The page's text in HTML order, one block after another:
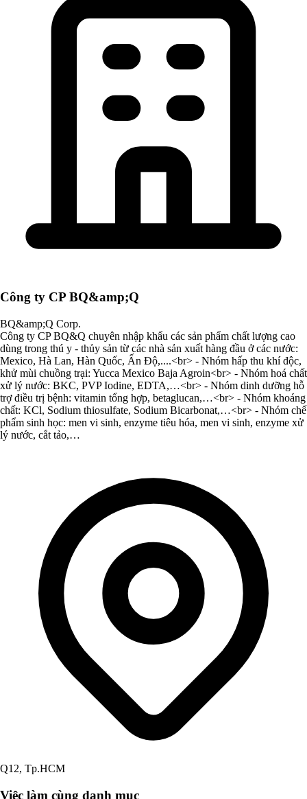
Công ty CP BQ&amp;Q
BQ&amp;Q Corp.
Công ty CP BQ&Q chuyên nhập khẩu các sản phẩm chất lượng cao
dùng trong thú y - thủy sản từ các nhà sản xuất hàng đầu ở các nước:
Mexico, Hà Lan, Hàn Quốc, Ấn Độ,....<br> - Nhóm hấp thu khí độc,
khử mùi chuồng trại: Yucca Mexico Baja Agroin<br> - Nhóm hoá chất
xử lý nước: BKC, PVP Iodine, EDTA,…<br> - Nhóm dinh dưỡng hỗ
trợ điều trị bệnh: vitamin tổng hợp, betaglucan,…<br> - Nhóm khoáng
chất: KCl, Sodium thiosulfate, Sodium Bicarbonat,…<br> - Nhóm chế
phẩm sinh học: men vi sinh, enzyme tiêu hóa, men vi sinh, enzyme xử
lý nước, cắt tảo,…
Q12, Tp.HCM
Việc làm cùng danh mục